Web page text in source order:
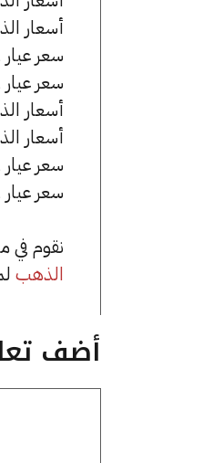
أسعار الذهب عيار 21 وزن 10 جرام
سعر عيار 21 وزن 25 جرام 177500 جنيه للشراء، وللبيع 179250 جنيه.
سعر عيار 21 وزن 50 جرام 355000 جنيه للشراء، وللبيع 358500 جنيه.
أسعار الذهب عيار 21 وزن 100 جرام
أسعار الذهب عيار 21 وزن 150 جرام
سعر عيار 21 وزن 200 جرام 1420000 جنيه للشراء، وللبيع 1434000 جنيه.
سعر عيار 21 وزن 250 جرام 1775000 جنيه للشراء، وللبيع 1792500 جنيه.
نقوم في مصر 365 بعمل تغطية مميزة لكافة أسعار الذهب في مصر،
الذهب
أضف